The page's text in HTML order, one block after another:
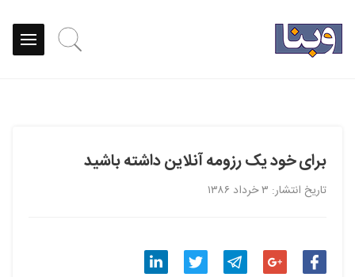
برای خود یک رزومه آنلاین داشته باشید
تاریخ انتشار: ۳ خرداد ۱۳۸۶